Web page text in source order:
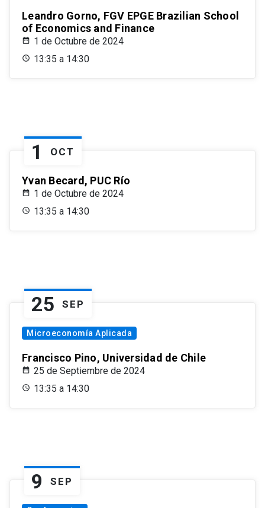
Leandro Gorno, FGV EPGE Brazilian School
of Economics and Finance
1 de Octubre de 2024
13:35 a 14:30
1 OCT
Yvan Becard, PUC Río
1 de Octubre de 2024
13:35 a 14:30
25 SEP
Microeconomía Aplicada
Francisco Pino, Universidad de Chile
25 de Septiembre de 2024
13:35 a 14:30
9 SEP